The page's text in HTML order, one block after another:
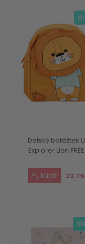
Detský batôžtek
Explorer Lion